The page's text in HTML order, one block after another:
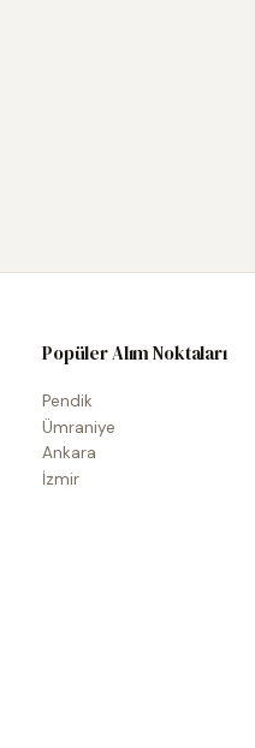
Popüler Alım Noktaları
Pendik
Ümraniye
Ankara
İzmir